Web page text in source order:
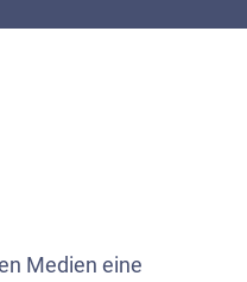
Medien eine